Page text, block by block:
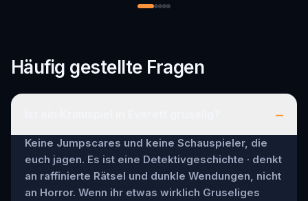
Häufig gestellte Fragen
–
Keine Jumpscares und keine Schauspieler, die
euch jagen. Es ist eine Detektivgeschichte · denkt
an raffinierte Rätsel und dunkle Wendungen, nicht
an Horror. Wenn ihr etwas wirklich Gruseliges